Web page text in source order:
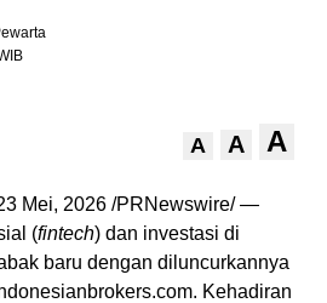
A A A
Mei, 2026 /PRNewswire/ —
(fintech) dan investasi di
baru dengan diluncurkannya
Kehadiran